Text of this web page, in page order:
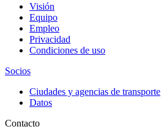
Visión
Equipo
Empleo
Privacidad
Condiciones de uso
Socios
Ciudades y agencias de transporte
Datos
Contacto